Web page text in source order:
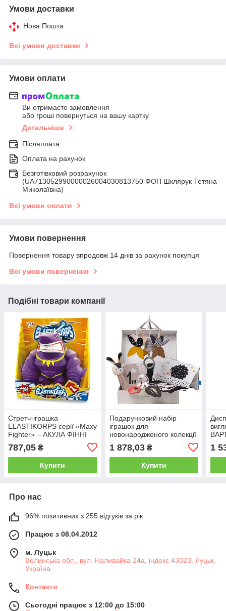
Умови доставки
Нова Пошта
Всі умови доставки
Умови оплати
Ви отримаєте замовлення
або гроші повернуться на вашу картку
Детальніше
Післяплата
Оплата на рахунок
Безготівковий розрахунок
(UA713052990000026004030813750 ФОП Шклярук Тетяна
Миколаївна)
Всі умови оплати
Умови повернення
Повернення товару впродовж 14 днів за рахунок покупця
Всі умови повернення
Подібні товари компанії
Стретч-іграшка
ELASTIKORPS серії «Maxy
Fighter» – АКУЛА ФІННІ
787,05 ₴
Купити
Подарунковий набір
іграшок для
новонародженого колекції
ЧОРНО-БІЛА ГАРМОНІЯ
1 878,03₴
Купити
1
Про нас
96% позитивних з 255 відгуків за рік
Працює з 08.04.2012
м. Луцьк
Волинська обл., вул. Наливайка 24а, індекс 43023, Луцьк,
Україна
Контакти
Сьогодні працює з 12:00 до 15:00